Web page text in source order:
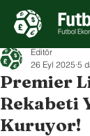
Premier
Rekabeti
Kuruyor!
Editör
26 Eyl 2025 5